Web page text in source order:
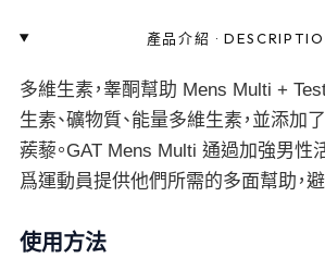
產品介紹 ·
多維生素，睾酮幫助 Mens Multi +
生素、礦物質、能量多維生素，並添加
蒺藜。GAT Mens Multi 通過加強男性
爲運動員提供他們所需的多面幫助，
使用方法